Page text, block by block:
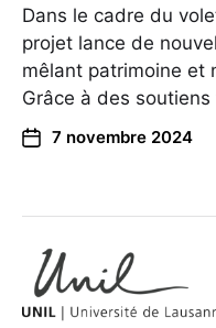
Dans le cadre du
projet lance de
mêlant patrimoine et
Grâce à des
7 novembre 2024